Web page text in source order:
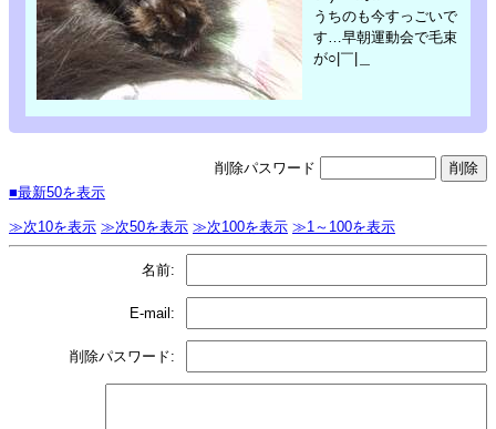
うちのも今すっごいで
す…早朝運動会で毛束
が○|￣|＿
削除パスワード
■最新50を表示
≫次10を表示 ≫次50を表示 ≫次100を表示 ≫1～100を表示
名前:
E-mail:
削除パスワード: